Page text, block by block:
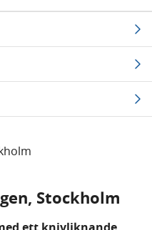
Stockholm